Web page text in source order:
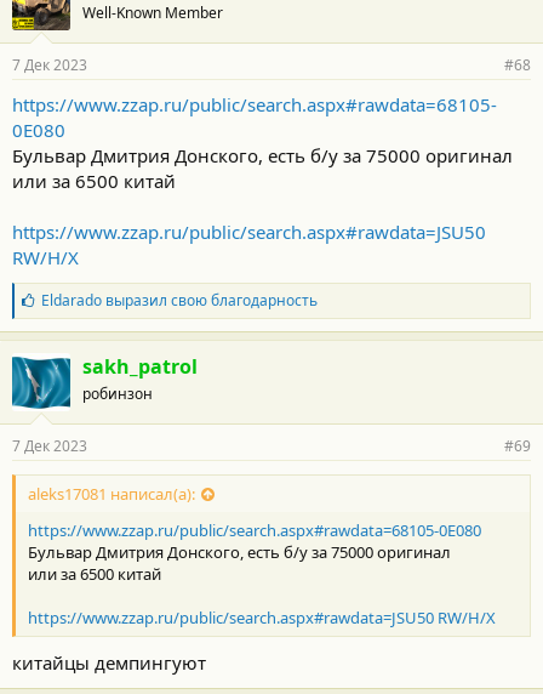
Well-Known Member
7 Дек 2023 #68
https://www.zzap.ru/public/search.aspx#rawdata=68105-
0E080
Бульвар Дмитрия Донского, есть б/у за 75000 оригинал
или за 6500 китай
https://www.zzap.ru/public/search.aspx#rawdata=JSU50
RW/H/X
Б
л
а
г
о
д
а
н
о
с
и
:
Eldaradoвыразил свою благодарность
sakh_patrol
робинзон
7 Дек 2023 #69
aleks17081 написал(а):
https://www.zzap.ru/public/search.aspx#rawdata=68105-0E080
Бульвар Дмитрия Донского, есть б/у за 75000 оригинал
или за 6500 китай
https://www.zzap.ru/public/search.aspx#rawdata=JSU50 RW/H/X
китайцы демпингуют